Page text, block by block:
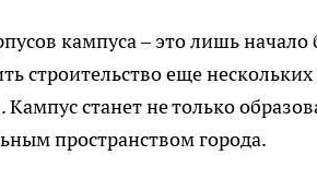
кампуса – это лишь
строительство еще
Кампус станет не только
пространством города.